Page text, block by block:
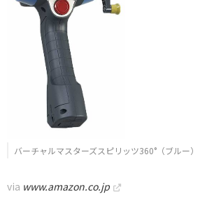
バーチャルマスターズスピリッツ360°（ブルー）
via www.amazon.co.jp